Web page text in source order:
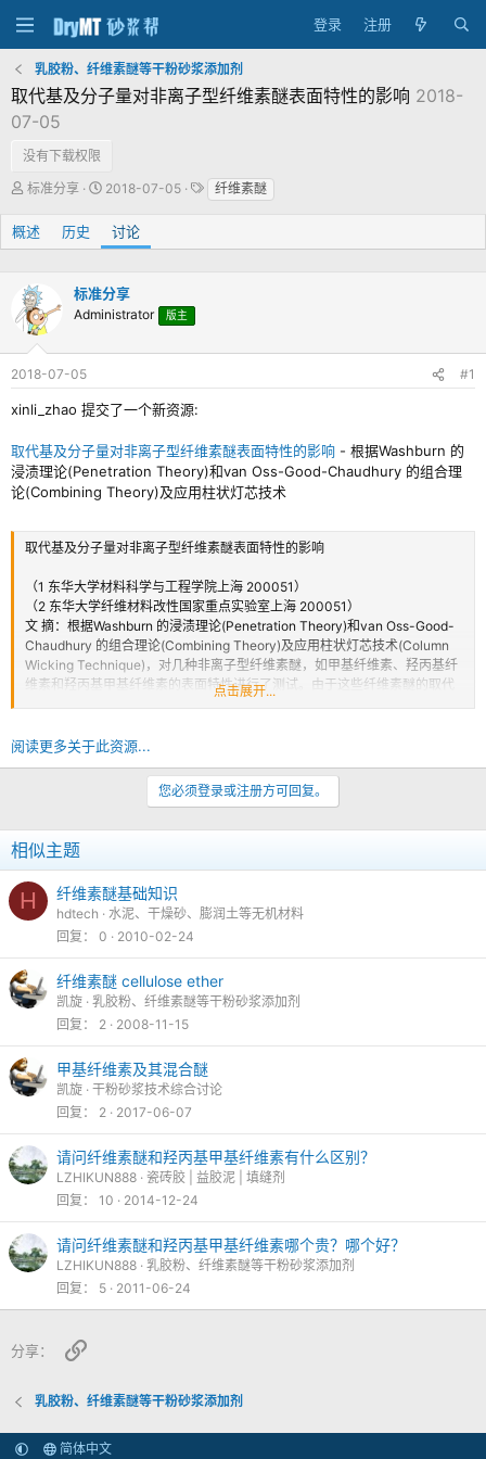
登录 注册
乳胶粉、纤维素醚等干粉砂浆添加剂
取代基及分子量对非离子型纤维素醚表面特性的影响 2018-
07-05
没有下载权限
主
发
起
标准分享
发
时
间
2018-07-05
标
签
纤维素醚
概述 历史 讨论
标准分享
Administrator 版主
2018-07-05 #1
xinli_zhao 提交了一个新资源:
取代基及分子量对非离子型纤维素醚表面特性的影响 - 根据Washburn 的
浸渍理论(Penetration Theory)和van Oss-Good-Chaudhury 的组合理
论(Combining Theory)及应用柱状灯芯技术
取代基及分子量对非离子型纤维素醚表面特性的影响
（1 东华大学材料科学与工程学院上海 200051）
（2 东华大学纤维材料改性国家重点实验室上海 200051）
文 摘：根据Washburn 的浸渍理论(Penetration Theory)和van Oss-Good-
Chaudhury 的组合理论(Combining Theory)及应用柱状灯芯技术(Column
Wicking Technique)，对几种非离子型纤维素醚，如甲基纤维素、羟丙基纤
维素和羟丙基甲基纤维素的表面特性进行了测试。由于这些纤维素醚的取代
要成分是Lifshitz-van derWaals 力。羟丙基的表面能及其成分都大于羟甲
分子量；而羟丙基甲基纤维素的表面自由能则正比于取代度，反比于分子
量。实验还发现非离子型纤维素醚中的...
点击展开...
阅读更多关于此资源...
您必须登录或注册方可回复。
相似主题
H 纤维素醚基础知识
hdtech
水泥、干燥砂、膨润土等无机材料
回复
0 2010-02-24
纤维素醚 cellulose ether
凯旋 乳胶粉、纤维素醚等干粉砂浆添加剂
回复
2 2008-11-15
甲基纤维素及其混合醚
凯旋 干粉砂浆技术综合讨论
回复
2 2017-06-07
请问纤维素醚和羟丙基甲基纤维素有什么区别？
LZHIKUN888
瓷砖胶 | 益胶泥 | 填缝剂
回复
10 2014-12-24
请问纤维素醚和羟丙基甲基纤维素哪个贵？哪个好？
LZHIKUN888 乳胶粉、纤维素醚等干粉砂浆添加剂
回复
5 2011-06-24
分享： 链接
乳胶粉、纤维素醚等干粉砂浆添加剂
简体中文